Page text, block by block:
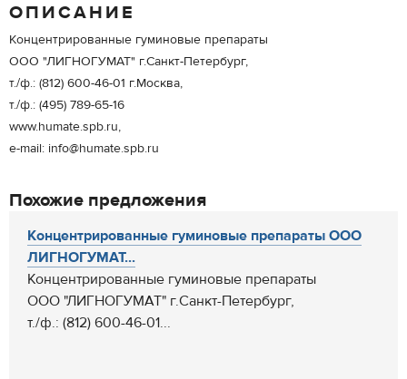
ОПИСАНИЕ
Концентрированные гуминовые препараты
ООО "ЛИГНОГУМАТ" г.Санкт-Петербург,
т./ф.: (812) 600-46-01 г.Москва,
т./ф.: (495) 789-65-16
www.humate.spb.ru,
e-mail: info@humate.spb.ru
Похожие предложения
Концентрированные гуминовые препараты ООО
ЛИГНОГУМАТ...
Концентрированные гуминовые препараты
ООО "ЛИГНОГУМАТ" г.Санкт-Петербург,
т./ф.: (812) 600-46-01...